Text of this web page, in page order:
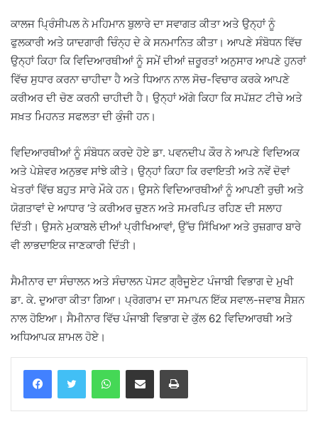
ਕਾਲਜ ਪ੍ਰਿੰਸੀਪਲ ਨੇ ਮਹਿਮਾਨ ਬੁਲਾਰੇ ਦਾ ਸਵਾਗਤ ਕੀਤਾ ਅਤੇ ਉਨ੍ਹਾਂ ਨੂੰ
ਫੁਲਕਾਰੀ ਅਤੇ ਯਾਦਗਾਰੀ ਚਿੰਨ੍ਹ ਦੇ ਕੇ ਸਨਮਾਨਿਤ ਕੀਤਾ। ਆਪਣੇ ਸੰਬੋਧਨ ਵਿੱਚ
ਉਨ੍ਹਾਂ ਕਿਹਾ ਕਿ ਵਿਦਿਆਰਥੀਆਂ ਨੂੰ ਸਮੇਂ ਦੀਆਂ ਜ਼ਰੂਰਤਾਂ ਅਨੁਸਾਰ ਆਪਣੇ ਹੁਨਰਾਂ
ਵਿੱਚ ਸੁਧਾਰ ਕਰਨਾ ਚਾਹੀਦਾ ਹੈ ਅਤੇ ਧਿਆਨ ਨਾਲ ਸੋਚ-ਵਿਚਾਰ ਕਰਕੇ ਆਪਣੇ
ਕਰੀਅਰ ਦੀ ਚੋਣ ਕਰਨੀ ਚਾਹੀਦੀ ਹੈ। ਉਨ੍ਹਾਂ ਅੱਗੇ ਕਿਹਾ ਕਿ ਸਪੱਸ਼ਟ ਟੀਚੇ ਅਤੇ
ਸਖ਼ਤ ਮਿਹਨਤ ਸਫਲਤਾ ਦੀ ਕੁੰਜੀ ਹਨ।
ਵਿਦਿਆਰਥੀਆਂ ਨੂੰ ਸੰਬੋਧਨ ਕਰਦੇ ਹੋਏ ਡਾ. ਪਵਨਦੀਪ ਕੌਰ ਨੇ ਆਪਣੇ ਵਿਦਿਅਕ
ਅਤੇ ਪੇਸ਼ੇਵਰ ਅਨੁਭਵ ਸਾਂਝੇ ਕੀਤੇ। ਉਨ੍ਹਾਂ ਕਿਹਾ ਕਿ ਰਵਾਇਤੀ ਅਤੇ ਨਵੇਂ ਦੋਵਾਂ
ਖੇਤਰਾਂ ਵਿੱਚ ਬਹੁਤ ਸਾਰੇ ਮੌਕੇ ਹਨ। ਉਸਨੇ ਵਿਦਿਆਰਥੀਆਂ ਨੂੰ ਆਪਣੀ ਰੁਚੀ ਅਤੇ
ਯੋਗਤਾਵਾਂ ਦੇ ਆਧਾਰ ‘ਤੇ ਕਰੀਅਰ ਚੁਣਨ ਅਤੇ ਸਮਰਪਿਤ ਰਹਿਣ ਦੀ ਸਲਾਹ
ਦਿੱਤੀ। ਉਸਨੇ ਮੁਕਾਬਲੇ ਦੀਆਂ ਪ੍ਰੀਖਿਆਵਾਂ, ਉੱਚ ਸਿੱਖਿਆ ਅਤੇ ਰੁਜ਼ਗਾਰ ਬਾਰੇ
ਵੀ ਲਾਭਦਾਇਕ ਜਾਣਕਾਰੀ ਦਿੱਤੀ।
ਸੈਮੀਨਾਰ ਦਾ ਸੰਚਾਲਨ ਅਤੇ ਸੰਚਾਲਨ ਪੋਸਟ ਗ੍ਰੈਜੂਏਟ ਪੰਜਾਬੀ ਵਿਭਾਗ ਦੇ ਮੁਖੀ
ਡਾ. ਕੇ. ਦੁਆਰਾ ਕੀਤਾ ਗਿਆ। ਪ੍ਰੋਗਰਾਮ ਦਾ ਸਮਾਪਨ ਇੱਕ ਸਵਾਲ-ਜਵਾਬ ਸੈਸ਼ਨ
ਨਾਲ ਹੋਇਆ। ਸੈਮੀਨਾਰ ਵਿੱਚ ਪੰਜਾਬੀ ਵਿਭਾਗ ਦੇ ਕੁੱਲ 62 ਵਿਦਿਆਰਥੀ ਅਤੇ
ਅਧਿਆਪਕ ਸ਼ਾਮਲ ਹੋਏ।
WhatsAppShare via Email Print